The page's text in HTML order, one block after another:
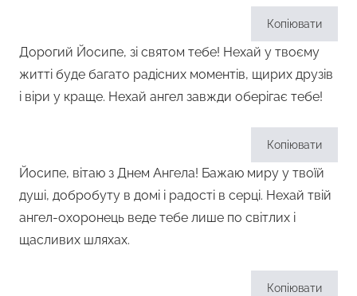
Копіювати
Дорогий Йосипе, зі святом тебе! Нехай у твоєму
житті буде багато радісних моментів, щирих друзів
і віри у краще. Нехай ангел завжди оберігає тебе!
Копіювати
Йосипе, вітаю з Днем Ангела! Бажаю миру у твоїй
душі, добробуту в домі і радості в серці. Нехай твій
ангел-охоронець веде тебе лише по світлих і
щасливих шляхах.
Копіювати